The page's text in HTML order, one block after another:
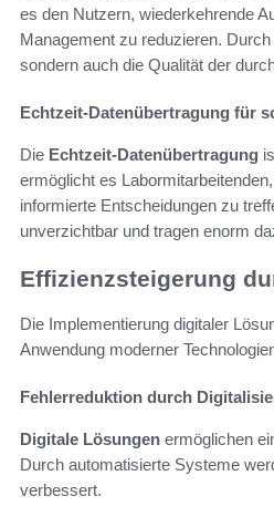
es den Nutzern, wiederkehrende
Management zu reduzieren.
sondern auch die Qualität der
Echtzeit-Datenübertragung für
Die Echtzeit-Datenübertragung
ermöglicht es
informierte Entscheidungen zu
unverzichtbar und tragen enorm
Effizienzsteigerung
Die Implementierung digitaler
Anwendung moderner
Fehlerreduktion durch
Digitale Lösungen ermöglichen
Durch automatisierte Systeme
verbessert.